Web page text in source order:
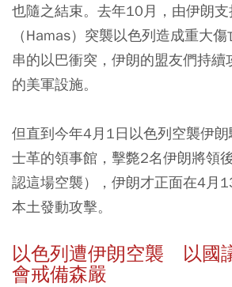
也隨之結束。去年10月，由伊朗
（Hamas）突襲以色列造成重大
串的以巴衝突，伊朗的盟友們持續
的美軍設施。
但直到今年4月1日以色列空襲伊
士革的領事館，擊斃2名伊朗將領
認這場空襲），伊朗才正面在4月
本土發動攻擊。
以色列遭伊朗空襲 以國
會戒備森嚴